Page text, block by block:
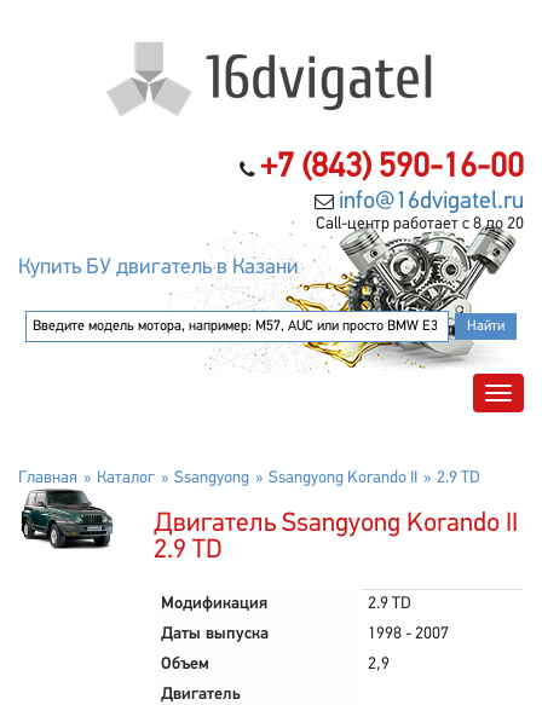
+7 (843) 590-16-00
info@16dvigatel.ru
Call-центр работает с 8 до 20
Купить БУ двигатель в Казани
Главная Каталог Ssangyong Ssangyong Korando II 2.9 TD
Двигатель Ssangyong Korando II
2.9 TD
Модификация
2.9 TD
Даты выпуска
1998 - 2007
Объем
2,9
Двигатель